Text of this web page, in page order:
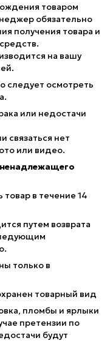
товаром
обязательно
получения товара и
на вашу
следует осмотреть
или недостачи
связаться нет
или видео.
в течение 14
путем возврата
только в
товарный вид
пломбы и ярлыки
претензии по
будут